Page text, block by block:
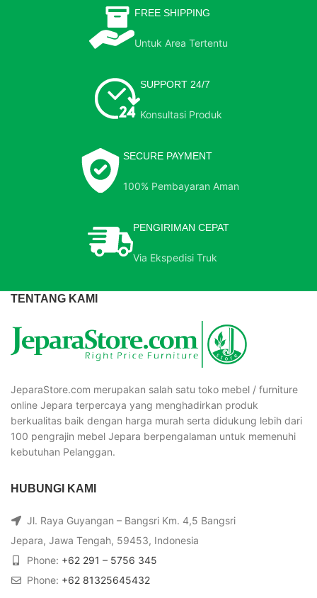
FREE SHIPPING
Untuk Area Tertentu
SUPPORT 24/7
Konsultasi Produk
SECURE PAYMENT
100% Pembayaran Aman
PENGIRIMAN CEPAT
Via Ekspedisi Truk
TENTANG KAMI
JeparaStore.com merupakan salah satu toko mebel / furniture
online Jepara terpercaya yang menghadirkan produk
berkualitas baik dengan harga murah serta didukung lebih dari
100 pengrajin mebel Jepara berpengalaman untuk memenuhi
kebutuhan Pelanggan.
HUBUNGI KAMI
Jl. Raya Guyangan – Bangsri Km. 4,5 Bangsri
Jepara, Jawa Tengah, 59453, Indonesia
Phone: +62 291 – 5756 345
Phone: +62 81325645432